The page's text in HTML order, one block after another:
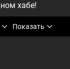
Показать
хабе!